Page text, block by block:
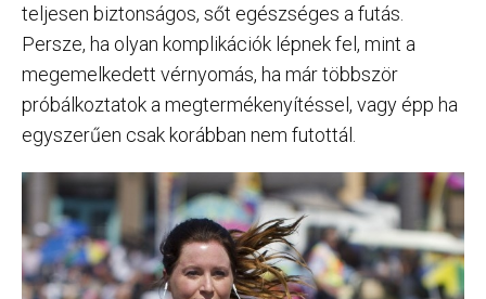
teljesen biztonságos, sőt egészséges a futás.
Persze, ha olyan komplikációk lépnek fel, mint a
megemelkedett vérnyomás, ha már többször
próbálkoztatok a megtermékenyítéssel, vagy épp ha
egyszerűen csak korábban nem futottál.